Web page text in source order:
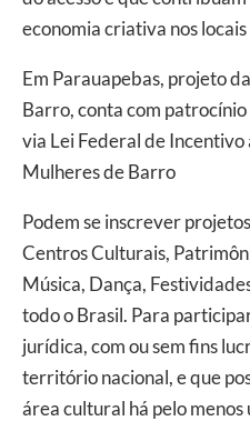
economia criativa nos
Em Parauapebas, projeto
Barro, conta com
via Lei Federal de
Mulheres de Barro
Podem se inscrever
Centros Culturais,
Música, Dança,
todo o Brasil. Para
jurídica, com ou sem fins
território nacional, e que
área cultural há pelo menos